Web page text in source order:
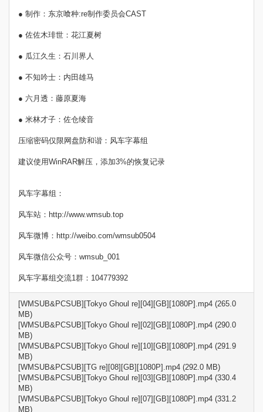
● 制作：东京喰种:re制作委员会CAST
● 佐佐木琲世：花江夏树
● 瓜江久生：石川界人
● 不知吟士：内田雄马
● 六月透：藤原夏海
● 米林才子：佐仓绫音
压缩密码仅限网盘防和谐：风车字幕组
建议使用WinRAR解压，添加3%的恢复记录
风车字幕组：
风车站：http://www.wmsub.top
风车微博：http://weibo.com/wmsub0504
风车微信公众号：wmsub_001
风车字幕组交流1群：104779392
[WMSUB&PCSUB][Tokyo Ghoul re][04][GB][1080P].mp4 (265.0
MB)
[WMSUB&PCSUB][Tokyo Ghoul re][02][GB][1080P].mp4 (290.0
MB)
[WMSUB&PCSUB][Tokyo Ghoul re][10][GB][1080P].mp4 (291.9
MB)
[WMSUB&PCSUB][TG re][08][GB][1080P].mp4 (292.0 MB)
[WMSUB&PCSUB][Tokyo Ghoul re][03][GB][1080P].mp4 (330.4
MB)
[WMSUB&PCSUB][Tokyo Ghoul re][07][GB][1080P].mp4 (331.2
MB)